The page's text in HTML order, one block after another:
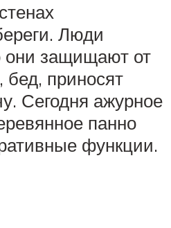
Люди
они защищают от
бед, приносят
Сегодня ажурное
панно
функции.